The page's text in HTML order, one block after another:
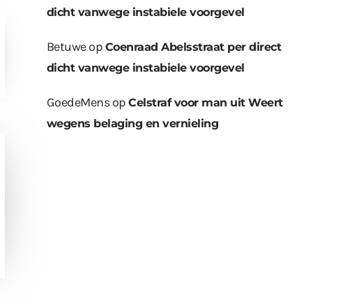
dicht vanwege instabiele voorgevel
Betuweop Coenraad Abelsstraat per direct
dicht vanwege instabiele voorgevel
GoedeMensopCelstraf voor man uit Weert
wegens belaging en vernieling